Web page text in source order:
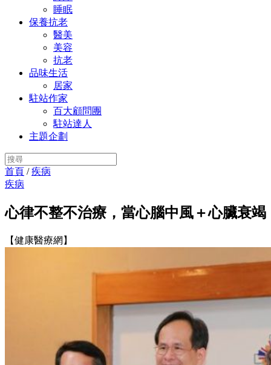
睡眠
保養抗老
醫美
美容
抗老
品味生活
居家
駐站作家
百大顧問團
駐站達人
主題企劃
首頁 /疾病
疾病
心律不整不治療，當心腦中風＋心臟衰竭
【健康醫療網】